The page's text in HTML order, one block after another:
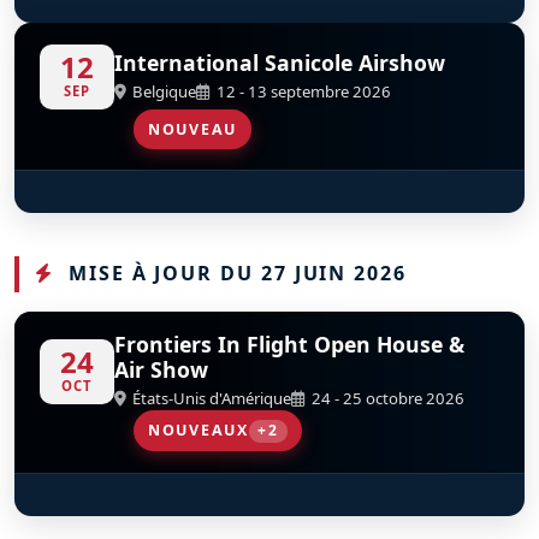
D
SubSonex JSX-2 D
North American P-51D Mustang Bunny D
Vickers-Supermarine Spitfire FR Mk XIV D
Grumman F6F-5 Hellcat D
North American SNJ-5 Texan D
Condor Squadron
12
SEP
International Sanicole Airshow
Belgique 12 - 13 septembre 2026
NOUVEAU
D
Red Arrows
MISE À JOUR DU 27 JUIN 2026
24
OCT
Frontiers In Flight Open House &
Air Show
États-Unis d'Amérique 24 - 25 octobre 2026
NOUVEAUX +2
S
B-29 Superfortress DOC D
Matt Younkin